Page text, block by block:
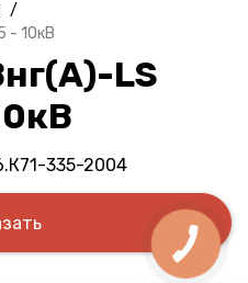
/
- 10кВ
LS
335-2004